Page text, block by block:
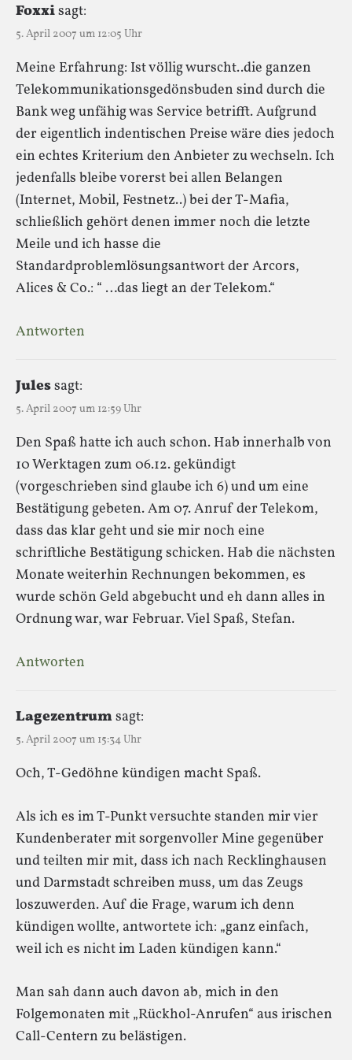
Foxxisagt:
5. April 2007 um 12:05 Uhr
Meine Erfahrung: Ist völlig wurscht..die ganzen
Telekommunikationsgedönsbuden sind durch die
Bank weg unfähig was Service betrifft. Aufgrund
der eigentlich indentischen Preise wäre dies jedoch
ein echtes Kriterium den Anbieter zu wechseln. Ich
jedenfalls bleibe vorerst bei allen Belangen
(Internet, Mobil, Festnetz..) bei der T-Mafia,
schließlich gehört denen immer noch die letzte
Meile und ich hasse die
Standardproblemlösungsantwort der Arcors,
Alices & Co.: “ …das liegt an der Telekom.“
Antworten
Julessagt:
5. April 2007 um 12:59 Uhr
Den Spaß hatte ich auch schon. Hab innerhalb von
10 Werktagen zum 06.12. gekündigt
(vorgeschrieben sind glaube ich 6) und um eine
Bestätigung gebeten. Am 07. Anruf der Telekom,
dass das klar geht und sie mir noch eine
schriftliche Bestätigung schicken. Hab die nächsten
Monate weiterhin Rechnungen bekommen, es
wurde schön Geld abgebucht und eh dann alles in
Ordnung war, war Februar. Viel Spaß, Stefan.
Antworten
Lagezentrumsagt:
5. April 2007 um 15:34 Uhr
Och, T-Gedöhne kündigen macht Spaß.
Als ich es im T-Punkt versuchte standen mir vier
Kundenberater mit sorgenvoller Mine gegenüber
und teilten mir mit, dass ich nach Recklinghausen
und Darmstadt schreiben muss, um das Zeugs
loszuwerden. Auf die Frage, warum ich denn
kündigen wollte, antwortete ich: „ganz einfach,
weil ich es nicht im Laden kündigen kann.“
Man sah dann auch davon ab, mich in den
Folgemonaten mit „Rückhol-Anrufen“ aus irischen
Call-Centern zu belästigen.